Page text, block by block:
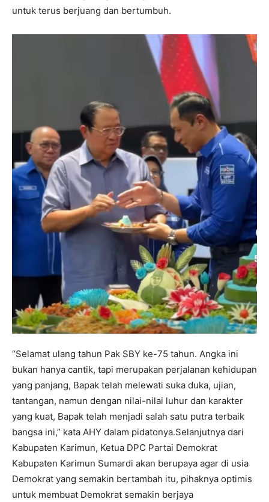
untuk terus berjuang dan bertumbuh.
“Selamat ulang tahun Pak SBY ke-75 tahun. Angka ini
bukan hanya cantik, tapi merupakan perjalanan kehidupan
yang panjang, Bapak telah melewati suka duka, ujian,
tantangan, namun dengan nilai-nilai luhur dan karakter
yang kuat, Bapak telah menjadi salah satu putra terbaik
bangsa ini,” kata AHY dalam pidatonya.Selanjutnya dari
Kabupaten Karimun, Ketua DPC Partai Demokrat
Kabupaten Karimun Sumardi akan berupaya agar di usia
Demokrat yang semakin bertambah itu, pihaknya optimis
untuk membuat Demokrat semakin berjaya